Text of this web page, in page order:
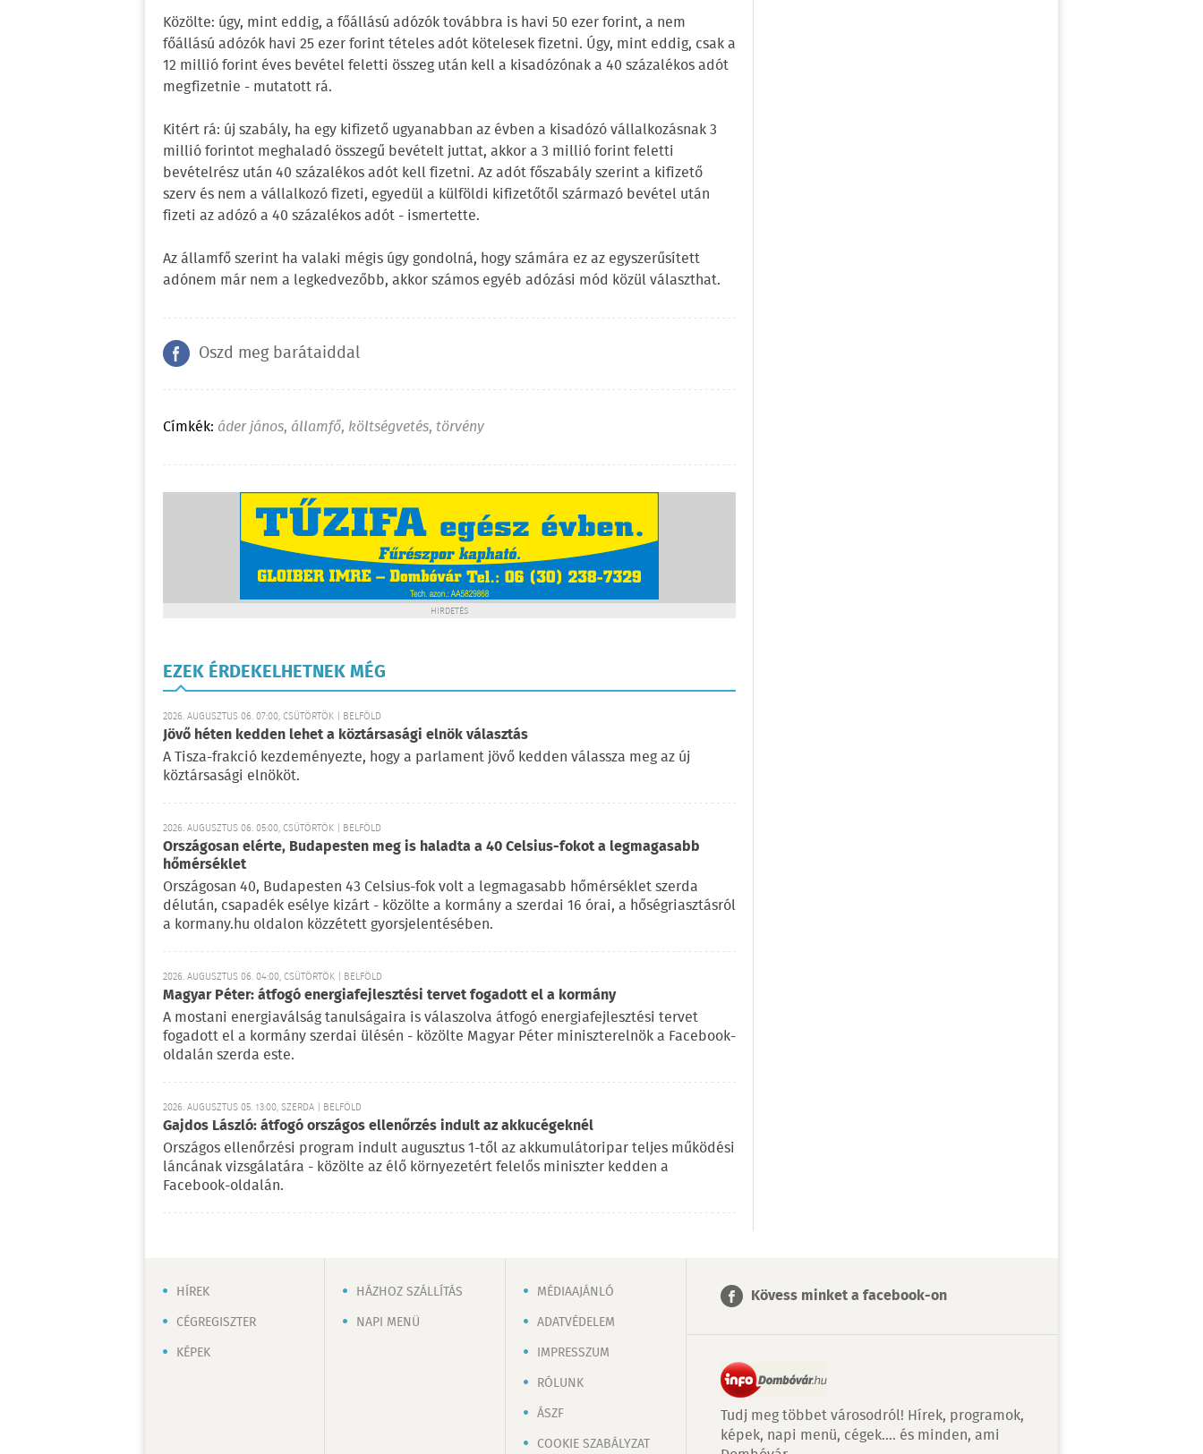
Közölte: úgy, mint eddig, a főállású adózók továbbra is havi 50 ezer forint, a nem
főállású adózók havi 25 ezer forint tételes adót kötelesek fizetni. Úgy, mint eddig, csak a
12 millió forint éves bevétel feletti összeg után kell a kisadózónak a 40 százalékos adót
megfizetnie - mutatott rá.
Kitért rá: új szabály, ha egy kifizető ugyanabban az évben a kisadózó vállalkozásnak 3
millió forintot meghaladó összegű bevételt juttat, akkor a 3 millió forint feletti
bevételrész után 40 százalékos adót kell fizetni. Az adót főszabály szerint a kifizető
szerv és nem a vállalkozó fizeti, egyedül a külföldi kifizetőtől származó bevétel után
fizeti az adózó a 40 százalékos adót - ismertette.
Az államfő szerint ha valaki mégis úgy gondolná, hogy számára ez az egyszerűsített
adónem már nem a legkedvezőbb, akkor számos egyéb adózási mód közül választhat.
Oszd meg barátaiddal
Címkék: áder jános, államfő, költségvetés, törvény
HIRDETÉS
EZEK ÉRDEKELHETNEK MÉG
2026. AUGUSZTUS 06. 07:00, CSÜTÖRTÖK | BELFÖLD
Jövő héten kedden lehet a köztársasági elnök választás
A Tisza-frakció kezdeményezte, hogy a parlament jövő kedden válassza meg az új
köztársasági elnököt.
2026. AUGUSZTUS 06. 05:00, CSÜTÖRTÖK | BELFÖLD
Országosan elérte, Budapesten meg is haladta a 40 Celsius-fokot a legmagasabb
hőmérséklet
Országosan 40, Budapesten 43 Celsius-fok volt a legmagasabb hőmérséklet szerda
délután, csapadék esélye kizárt - közölte a kormány a szerdai 16 órai, a hőségriasztásról
a kormany.hu oldalon közzétett gyorsjelentésében.
2026. AUGUSZTUS 06. 04:00, CSÜTÖRTÖK | BELFÖLD
Magyar Péter: átfogó energiafejlesztési tervet fogadott el a kormány
A mostani energiaválság tanulságaira is válaszolva átfogó energiafejlesztési tervet
fogadott el a kormány szerdai ülésén - közölte Magyar Péter miniszterelnök a Facebook-
oldalán szerda este.
2026. AUGUSZTUS 05. 13:00, SZERDA | BELFÖLD
Gajdos László: átfogó országos ellenőrzés indult az akkucégeknél
Országos ellenőrzési program indult augusztus 1-től az akkumulátoripar teljes működési
láncának vizsgálatára - közölte az élő környezetért felelős miniszter kedden a
Facebook-oldalán.
HÍREK
CÉGREGISZTER
KÉPEK
HÁZHOZ SZÁLLÍTÁS
NAPI MENÜ
MÉDIAAJÁNLÓ
ADATVÉDELEM
IMPRESSZUM
RÓLUNK
ÁSZF
COOKIE SZABÁLYZAT
Kövess minket a facebook-on
Tudj meg többet városodról! Hírek, programok,
képek, napi menü, cégek…. és minden, ami